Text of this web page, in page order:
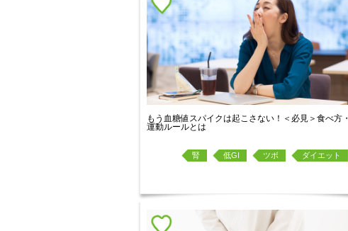
もう血糖値スパイクは起こさない！＜必見＞食べ方・
運動ルールとは
ダイエット
ツボ
低GI
腎